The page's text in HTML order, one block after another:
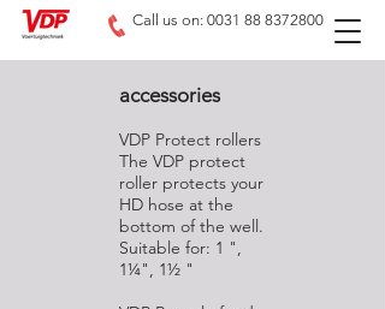
Call us on: 0031 88 8372800
accessories
VDP Protect rollers
The VDP protect
roller protects your
HD hose at the
bottom of the well.
Suitable for: 1 ",
1¼", 1½ "